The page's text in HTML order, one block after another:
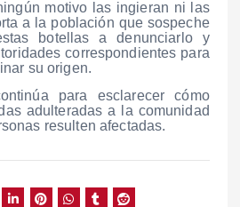
motivo las ingieran ni las
a la población que sospeche
botellas a denunciarlo y
correspondientes para
su origen.
para esclarecer cómo
adulteradas a la comunidad
resulten afectadas.